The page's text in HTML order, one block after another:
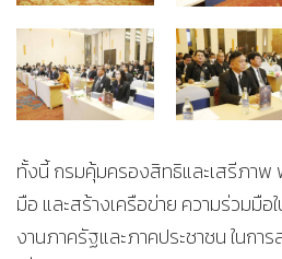
ทั้งนี้ กรมคุ้มครองสิทธิและเสรีภาพ
มือ และสร้างเครือข่าย ความร่วมมื
งานภาครัฐและภาคประชาชน ในการ